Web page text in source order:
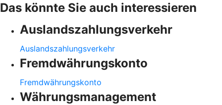
Das könnte Sie auch interessieren
Auslandszahlungsverkehr
Auslandszahlungsverkehr
Fremdwährungskonto
Fremdwährungskonto
Währungsmanagement